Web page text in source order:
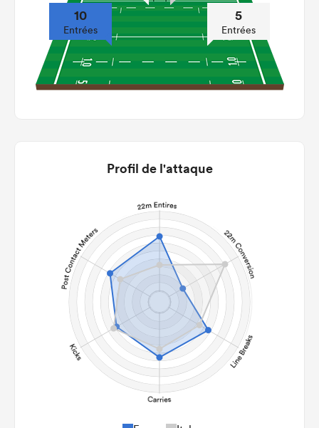
10
Entrées
5
Entrées
Profil de l'attaque